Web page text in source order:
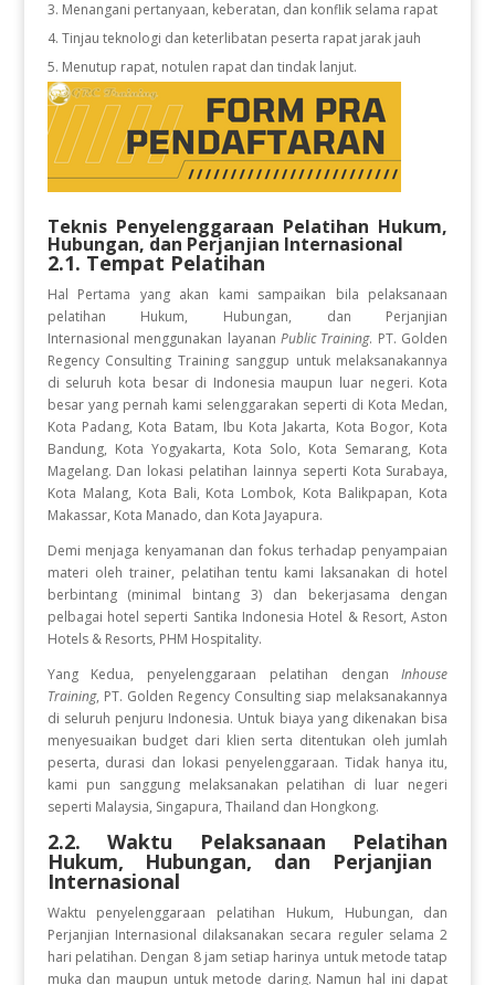
Menangani pertanyaan, keberatan, dan konflik selama rapat
Tinjau teknologi dan keterlibatan peserta rapat jarak jauh
Menutup rapat, notulen rapat dan tindak lanjut.
Teknis Penyelenggaraan Pelatihan Hukum,
Hubungan, dan Perjanjian Internasional
2.1. Tempat Pelatihan
Hal Pertama yang akan kami sampaikan bila pelaksanaan
pelatihan Hukum, Hubungan, dan Perjanjian
Internasional menggunakan layanan Public Training. PT. Golden
Regency Consulting Training sanggup untuk melaksanakannya
di seluruh kota besar di Indonesia maupun luar negeri. Kota
besar yang pernah kami selenggarakan seperti di Kota Medan,
Kota Padang, Kota Batam, Ibu Kota Jakarta, Kota Bogor, Kota
Bandung, Kota Yogyakarta, Kota Solo, Kota Semarang, Kota
Magelang. Dan lokasi pelatihan lainnya seperti Kota Surabaya,
Kota Malang, Kota Bali, Kota Lombok, Kota Balikpapan, Kota
Makassar, Kota Manado, dan Kota Jayapura.
Demi menjaga kenyamanan dan fokus terhadap penyampaian
materi oleh trainer, pelatihan tentu kami laksanakan di hotel
berbintang (minimal bintang 3) dan bekerjasama dengan
pelbagai hotel seperti Santika Indonesia Hotel & Resort, Aston
Hotels & Resorts, PHM Hospitality.
Yang Kedua, penyelenggaraan pelatihan denganInhouse
Training, PT. Golden Regency Consulting siap melaksanakannya
di seluruh penjuru Indonesia. Untuk biaya yang dikenakan bisa
menyesuaikan budget dari klien serta ditentukan oleh jumlah
peserta, durasi dan lokasi penyelenggaraan. Tidak hanya itu,
kami pun sanggung melaksanakan pelatihan di luar negeri
seperti Malaysia, Singapura, Thailand dan Hongkong.
2.2. Waktu Pelaksanaan Pelatihan
Hukum, Hubungan, dan Perjanjian
Internasional
Waktu penyelenggaraan pelatihan Hukum, Hubungan, dan
Perjanjian Internasional dilaksanakan secara reguler selama 2
hari pelatihan. Dengan 8 jam setiap harinya untuk metode tatap
muka dan maupun untuk metode daring. Namun hal ini dapat